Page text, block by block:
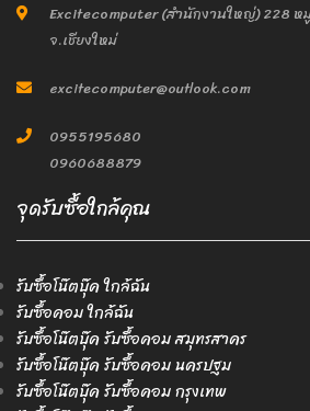
Excitecomputer (สำนักงานใหญ่) 228 ห
จ.เชียงใหม่
excitecomputer@outlook.com
0955195680
0960688879
จุดรับซื้อใกล้คุณ
รับซื้อโน๊ตบุ๊ค ใกล้ฉัน
รับซื้อคอม ใกล้ฉัน
รับซื้อโน๊ตบุ๊ค รับซื้อคอม สมุทรสาคร
รับซื้อโน๊ตบุ๊ค รับซื้อคอม นครปฐม
รับซื้อโน๊ตบุ๊ค รับซื้อคอม กรุงเทพ